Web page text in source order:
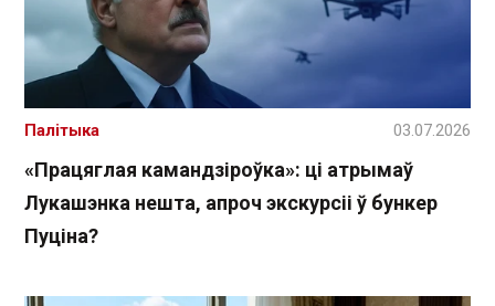
«Працяглая камандзіроўка»: ці атрымаў
Лукашэнка нешта, апроч экскурсіі ў бункер
Пуціна?
Палітыка 03.07.2026